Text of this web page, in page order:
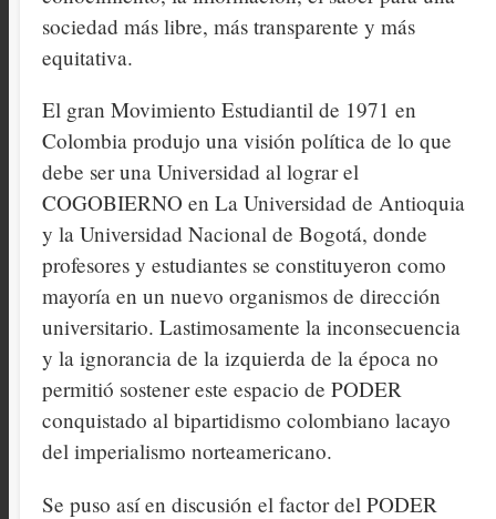
sociedad más libre, más transparente y más
equitativa.
El gran Movimiento Estudiantil de 1971 en
Colombia produjo una visión política de lo que
debe ser una Universidad al lograr el
COGOBIERNO en La Universidad de Antioquia
y la Universidad Nacional de Bogotá, donde
profesores y estudiantes se constituyeron como
mayoría en un nuevo organismos de dirección
universitario. Lastimosamente la inconsecuencia
y la ignorancia de la izquierda de la época no
permitió sostener este espacio de PODER
conquistado al bipartidismo colombiano lacayo
del imperialismo norteamericano.
Se puso así en discusión el factor del PODER